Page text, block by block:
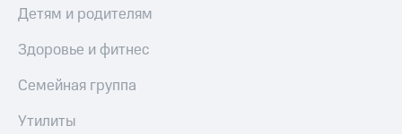
Детям и родителям
Здоровье и фитнес
Семейная группа
Утилиты